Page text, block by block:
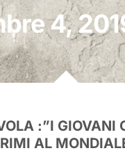
4,
:”I GIOVANI
AL